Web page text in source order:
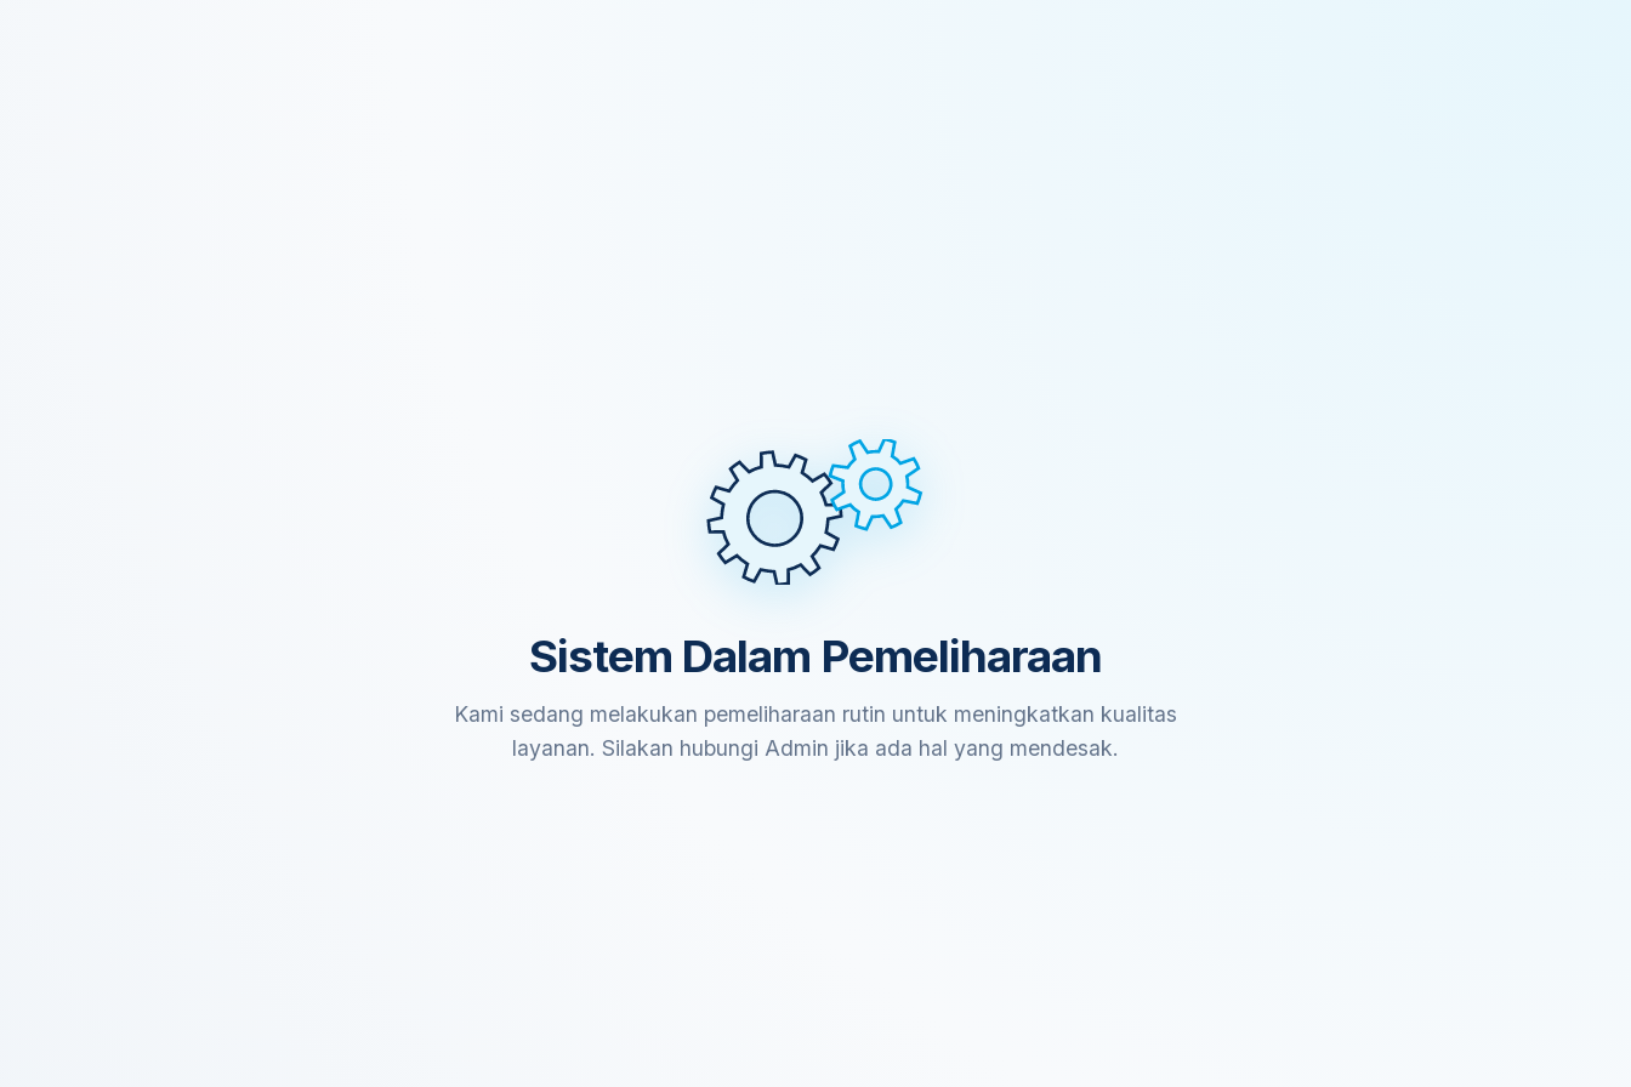
Sistem Dalam Pemeliharaan
Kami sedang melakukan pemeliharaan rutin untuk meningkatkan kualitas
layanan. Silakan hubungi Admin jika ada hal yang mendesak.